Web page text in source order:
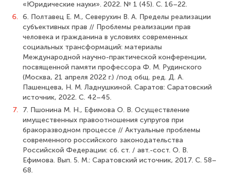
«Юридические науки». 2022. № 1 (45). С. 16–22.
6. 6. Полтавец Е. М., Северухин В. А. Пределы реализации
субъективных прав // Проблемы реализации прав
человека и гражданина в условиях современных
социальных трансформаций: материалы
Международной научно-практической конференции,
посвященной памяти профессора Ф. М. Рудинского
(Москва, 21 апреля 2022 г.) /под общ. ред. Д. А.
Пашенцева, Н. М. Ладнушкиной. Саратов: Саратовский
источник, 2022. С. 42–45.
7.
7. Пшонина М. Н., Ефимова О. В. Осуществление
имущественных правоотношения супругов при
бракоразводном процессе // Актуальные проблемы
современного российского законодательства
Российской Федерации: сб. ст. / авт.-сост. О. В.
Ефимова. Вып. 5. М.: Саратовский источник, 2017. С. 58–
68.